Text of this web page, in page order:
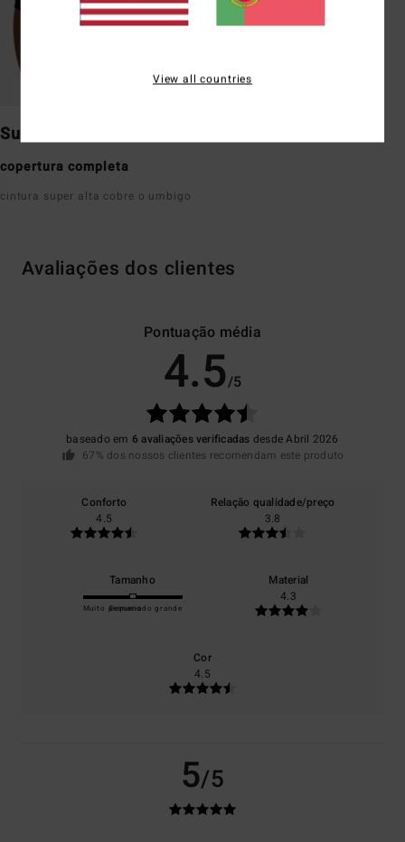
Surf Short
copertura completa
cintura super alta cobre o umbigo
Avaliações dos clientes
Pontuação média
4.5/5
baseado em 6 avaliações verificadas desde Abril 2026
67% dos nossos clientes recomendam este produto
Conforto
4.5
Relação qualidade/preço
3.8
Tamanho
Muito pequeno
Demasiado grande
Material
4.3
Cor
4.5
5/5
View all countries